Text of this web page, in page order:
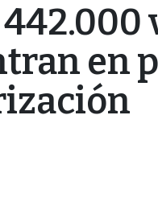
442.000
en